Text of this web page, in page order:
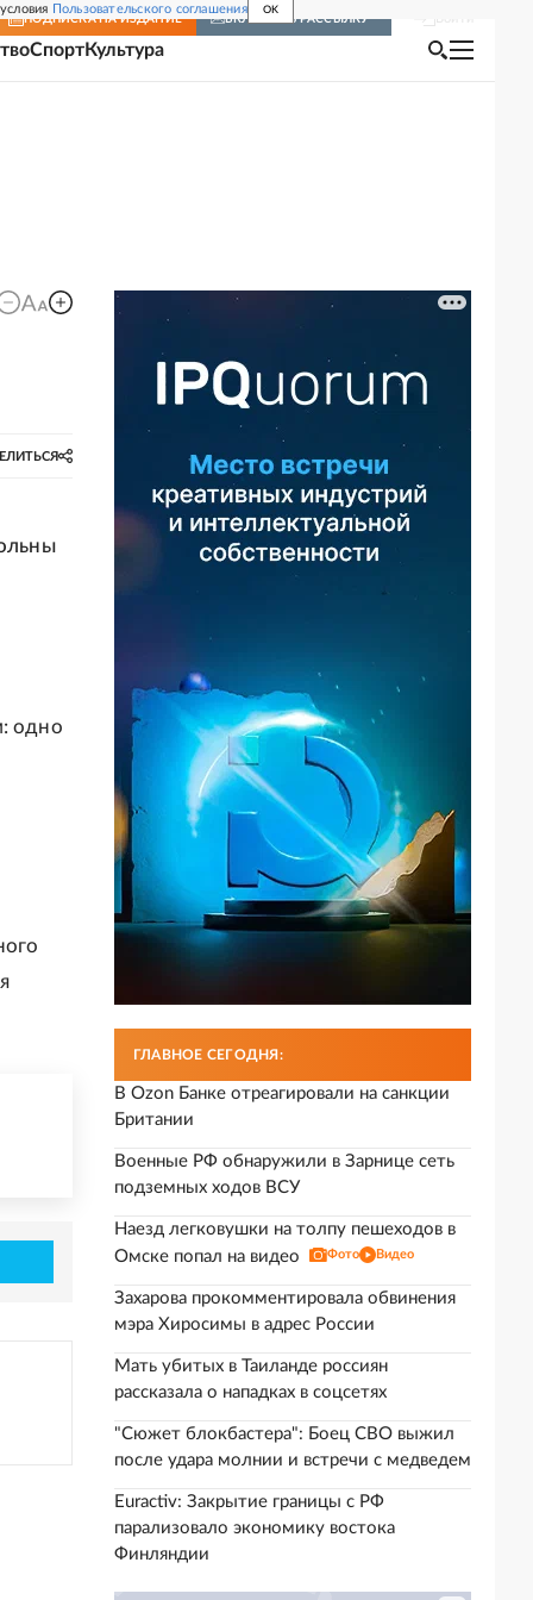
Пользовательского соглашения OK
ПОДПИСКА НА ИЗДАНИЕ ВКЛЮЧИТЬ РАССЫЛКУ
СпортКультура
одно
ГЛАВНОЕ СЕГОДНЯ:
В Ozon Банке отреагировали на санкции
Британии
Военные РФ обнаружили в Зарнице сеть
подземных ходов ВСУ
Наезд легковушки на толпу пешеходов в
Омске попал на видео
Фото Видео
Захарова прокомментировала обвинения
мэра Хиросимы в адрес России
Мать убитых в Таиланде россиян
рассказала о нападках в соцсетях
"Сюжет блокбастера": Боец СВО выжил
после удара молнии и встречи с медведем
Euractiv: Закрытие границы с РФ
парализовало экономику востока
Финляндии